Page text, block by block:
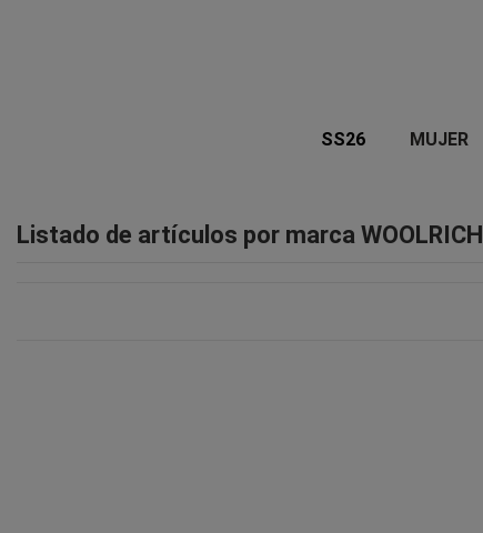
SS26 MUJER
Listado de artículos por marca WOOLRICH